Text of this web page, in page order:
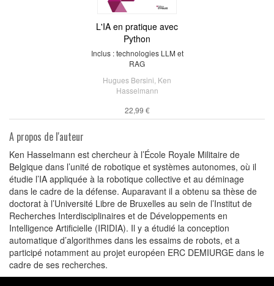
L'IA en pratique avec
Python
Inclus : technologies LLM et
RAG
Hugues Bersini Ken
Hasselmann
22,99 €
A propos de l'auteur
Ken Hasselmann est chercheur à l’École Royale Militaire de
Belgique dans l’unité de robotique et systèmes autonomes, où il
étudie l’IA appliquée à la robotique collective et au déminage
dans le cadre de la défense. Auparavant il a obtenu sa thèse de
doctorat à l’Université Libre de Bruxelles au sein de l’Institut de
Recherches Interdisciplinaires et de Développements en
Intelligence Artificielle (IRIDIA). Il y a étudié la conception
automatique d’algorithmes dans les essaims de robots, et a
participé notamment au projet européen ERC DEMIURGE dans le
cadre de ses recherches.